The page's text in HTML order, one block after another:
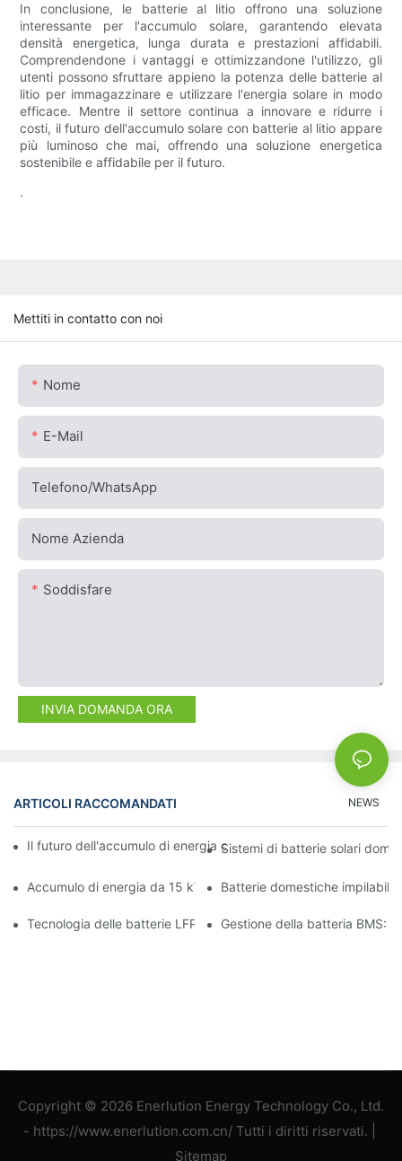
In conclusione, le batterie al litio offrono una soluzione
interessante per l'accumulo solare, garantendo elevata
densità energetica, lunga durata e prestazioni affidabili.
Comprendendone i vantaggi e ottimizzandone l'utilizzo, gli
utenti possono sfruttare appieno la potenza delle batterie al
litio per immagazzinare e utilizzare l'energia solare in modo
efficace. Mentre il settore continua a innovare e ridurre i
costi, il futuro dell'accumulo solare con batterie al litio appare
più luminoso che mai, offrendo una soluzione energetica
sostenibile e affidabile per il futuro.
.
Mettiti in contatto con noi
Nome
E-Mail
Telefono/WhatsApp
Nome Azienda
Soddisfare
INVIA DOMANDA ORA
ARTICOLI RACCOMANDATI NEWS
Il futuro dell'accumulo di energia commerciale: tendenze e
Sistemi di batterie solari
Accumulo di energia da 15 kW: alimenta il tuo futuro con
Batterie domestiche
Tecnologia delle batterie LFP: una scelta sostenibile per
Gestione della batteria BMS:
Copyright © 2026 Enerlution Energy Technology Co., Ltd.
- https://www.enerlution.com.cn/ Tutti i diritti riservati. |
Sitemap